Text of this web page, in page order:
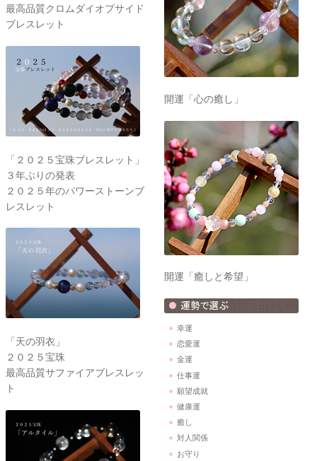
最高品質クロムダイオプサイド
ブレスレット
「２０２５宝珠ブレスレット」
３年ぶりの発表
２０２５年のパワーストーンブ
レスレット
「天の羽衣」
２０２５宝珠
最高品質サファイアブレスレッ
ト
開運「心の癒し」
開運「癒しと希望」
幸運
恋愛運
金運
仕事運
願望成就
健康運
癒し
対人関係
お守り